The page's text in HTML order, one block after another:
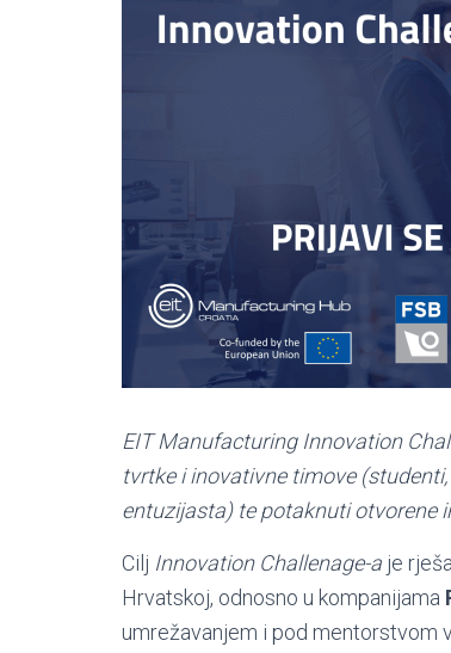
EIT Manufacturing Innovation
tvrtke i inovativne timove
entuzijasta) te potaknuti otvorene
Cilj Innovation Challenage-a je
Hrvatskoj, odnosno u kompanijama
umrežavanjem i pod mentorstvom